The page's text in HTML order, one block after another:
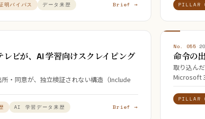
明バイパス データ来歴 Brief → PILLAR
ビが、AI 学習向けスクレイピング
・同意が、独立検証されない構造（Include
AI 学習データ来歴 Brief →
No. 055
命令の
取り込ん
Microsoft
PILLAR